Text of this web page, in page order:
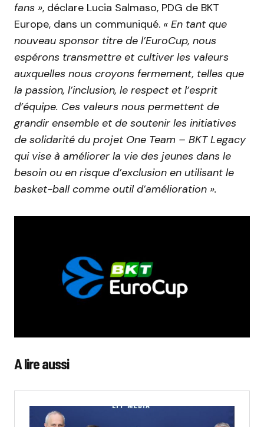
fans », déclare Lucia Salmaso, PDG de BKT
Europe, dans un communiqué. « En tant que
nouveau sponsor titre de l’EuroCup, nous
espérons transmettre et cultiver les valeurs
auxquelles nous croyons fermement, telles que
la passion, l’inclusion, le respect et l’esprit
d’équipe. Ces valeurs nous permettent de
grandir ensemble et de soutenir les initiatives
de solidarité du projet One Team – BKT Legacy
qui vise à améliorer la vie des jeunes dans le
besoin ou en risque d’exclusion en utilisant le
basket-ball comme outil d’amélioration ».
A lire aussi